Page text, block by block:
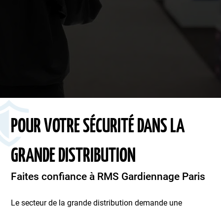
POUR VOTRE SÉCURITÉ DANS LA
GRANDE DISTRIBUTION
Faites confiance à RMS Gardiennage Paris
Le secteur de la grande distribution demande une